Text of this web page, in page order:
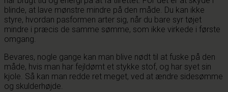
blinde, at lave mønstre mindre på den måde. Du kan ikke
styre, hvordan pasformen arter sig, når du bare syr tøjet
mindre i præcis de samme sømme, som ikke virkede i første
omgang.
Bevares, nogle gange kan man blive nødt til at fuske på den
måde, hvis man har fejldømt et stykke stof, og har syet sin
kjole. Så kan man redde ret meget, ved at ændre sidesømme
og skulderhøjde.